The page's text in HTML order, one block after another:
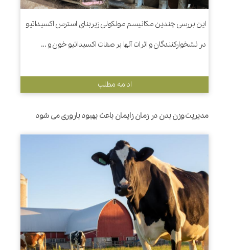
این بررسی چندین مکانیسم مولکولی زیربنای استرس اکسیداتیو
در نشخوارکنندگان و اثرات آنها بر صفات اکسیداتیو خون و ...
ادامه مطلب
مدیریت وزن بدن در زمان زایمان باعث بهبود باروری می شود